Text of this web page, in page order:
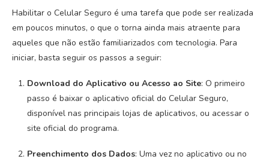
Habilitar o Celular Seguro é uma tarefa que pode ser realizada
em poucos minutos, o que o torna ainda mais atraente para
aqueles que não estão familiarizados com tecnologia. Para
iniciar, basta seguir os passos a seguir:
Download do Aplicativo ou Acesso ao Site: O primeiro
passo é baixar o aplicativo oficial do Celular Seguro,
disponível nas principais lojas de aplicativos, ou acessar o
site oficial do programa.
Preenchimento dos Dados: Uma vez no aplicativo ou no